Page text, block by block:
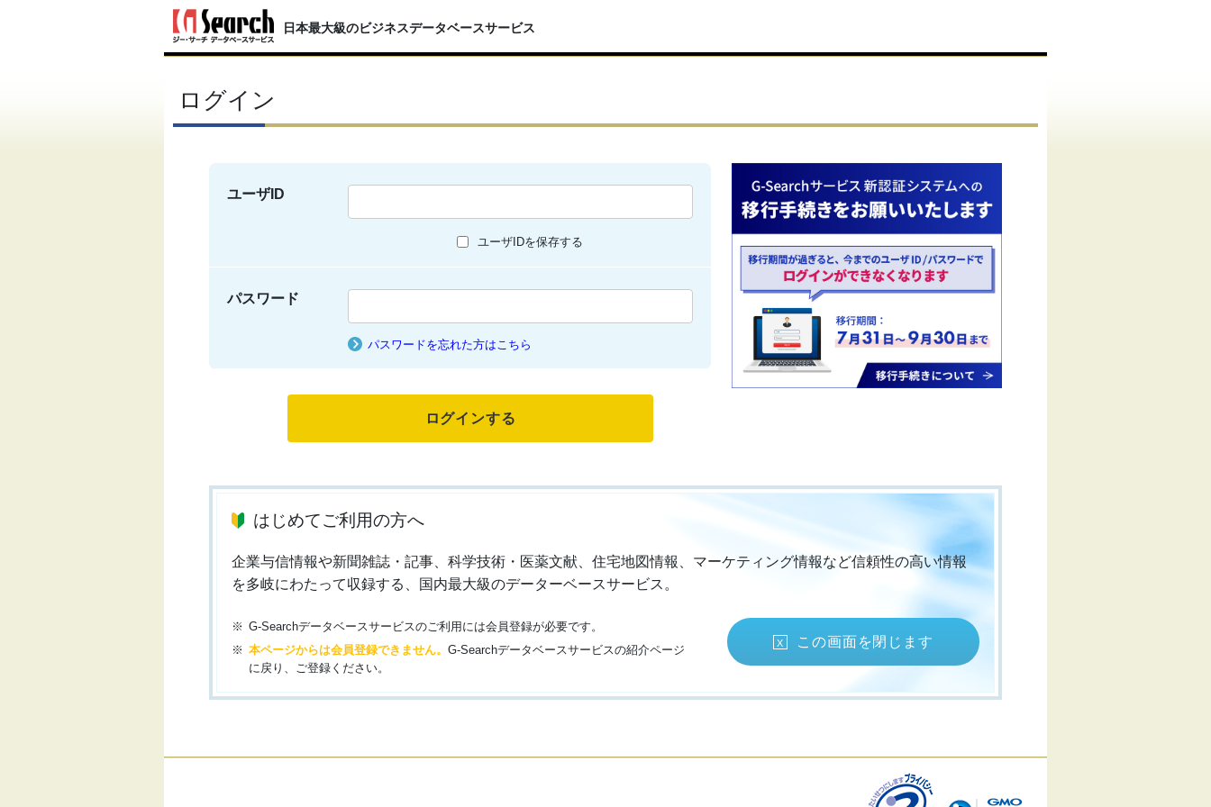
日本最大級のビジネスデータベースサービス
ログイン
ユーザID
ユーザIDを保存する
パスワード
パスワードを忘れた方はこちら
はじめてご利用の方へ
企業与信情報や新聞雑誌・記事、科学技術・医薬文献、住宅地図情報、マーケティング情報など信頼性の高い情報
を多岐にわたって収録する、国内最大級のデーターベースサービス。
G-Searchデータベースサービスのご利用には会員登録が必要です。
本ページからは会員登録できません。G-Searchデータベースサービスの紹介ページ
に戻り、ご登録ください。
この画面を閉じます